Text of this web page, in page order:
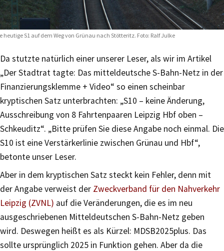
heutige S1 auf dem Weg von Grünau nach Stötteritz. Foto: Ralf Julke
Da stutzte natürlich einer unserer Leser, als wir im Artikel
„Der Stadtrat tagte: Das mitteldeutsche S-Bahn-Netz in der
Finanzierungsklemme + Video“ so einen scheinbar
kryptischen Satz unterbrachten: „S10 – keine Änderung,
Ausschreibung von 8 Fahrtenpaaren Leipzig Hbf oben –
Schkeuditz“. „Bitte prüfen Sie diese Angabe noch einmal. Die
S10 ist eine Verstärkerlinie zwischen Grünau und Hbf“,
betonte unser Leser.
Aber in dem kryptischen Satz steckt kein Fehler, denn mit
der Angabe verweist der Zweckverband für den Nahverkehr
Leipzig (ZVNL) auf die Veränderungen, die es im neu
ausgeschriebenen Mitteldeutschen S-Bahn-Netz geben
wird. Deswegen heißt es als Kürzel: MDSB2025plus. Das
sollte ursprünglich 2025 in Funktion gehen. Aber da die